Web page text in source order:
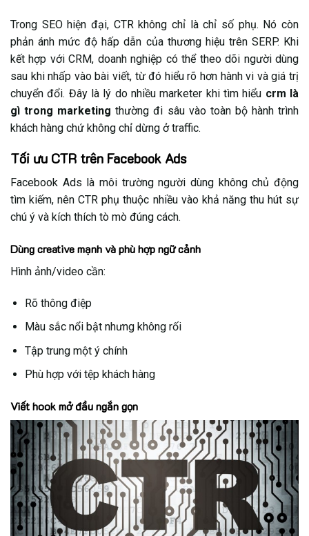
Trong SEO hiện đại, CTR không chỉ là chỉ số phụ. Nó còn
phản ánh mức độ hấp dẫn của thương hiệu trên SERP. Khi
kết hợp với CRM, doanh nghiệp có thể theo dõi người dùng
sau khi nhấp vào bài viết, từ đó hiểu rõ hơn hành vi và giá trị
chuyển đổi. Đây là lý do nhiều marketer khi tìm hiểu crm là
gì trong marketing thường đi sâu vào toàn bộ hành trình
khách hàng chứ không chỉ dừng ở traffic.
Tối ưu CTR trên Facebook Ads
Facebook Ads là môi trường người dùng không chủ động
tìm kiếm, nên CTR phụ thuộc nhiều vào khả năng thu hút sự
chú ý và kích thích tò mò đúng cách.
Dùng creative mạnh và phù hợp ngữ cảnh
Hình ảnh/video cần:
Rõ thông điệp
Màu sắc nổi bật nhưng không rối
Tập trung một ý chính
Phù hợp với tệp khách hàng
Viết hook mở đầu ngắn gọn